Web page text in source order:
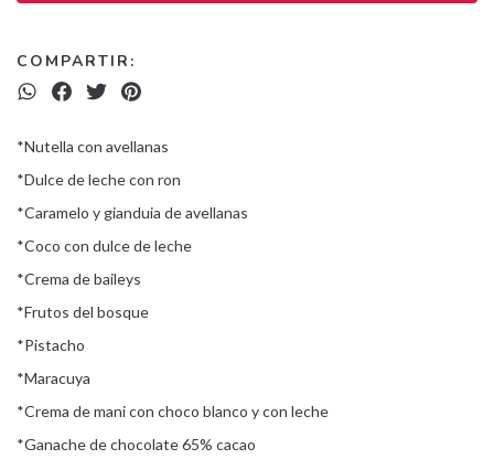
COMPARTIR:
*Nutella con avellanas
*Dulce de leche con ron
*Caramelo y gianduia de avellanas
*Coco con dulce de leche
*Crema de baileys
*Frutos del bosque
*Pistacho
*Maracuya
*Crema de mani con choco blanco y con leche
*Ganache de chocolate 65% cacao